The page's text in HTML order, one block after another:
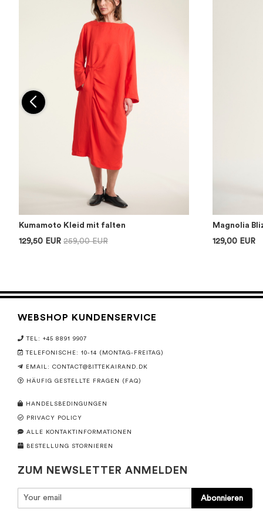
Kumamoto Kleid mit falten
129,50 EUR 259,00 EUR
Magnolia
129,00 EUR
WEBSHOP KUNDENSERVICE
TEL: +45 8891 9907
TELEFONISCHE: 10-14 (MONTAG-FREITAG)
EMAIL: CONTACT@BITTEKAIRAND.DK
HÄUFIG GESTELLTE FRAGEN (FAQ)
HANDELSBEDINGUNGEN
PRIVACY POLICY
ALLE KONTAKTINFORMATIONEN
BESTELLUNG STORNIEREN
ZUM NEWSLETTER ANMELDEN
Abonnieren